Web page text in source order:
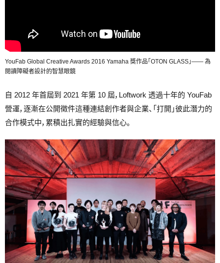
YouFab Global Creative Awards 2016 Yamaha 獎作品「OTON GLASS」—— 為
閱讀障礙者設計的智慧眼鏡
自 2012 年首屆到 2021 年第 10 屆，Loftwork 透過十年的 YouFab
營運，逐漸在公開徵件這種連結創作者與企業、「打開」彼此潛力的
合作模式中，累積出扎實的經驗與信心。